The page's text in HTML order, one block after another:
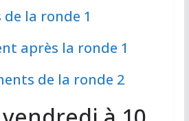
la ronde 1
après la ronde 1
de la ronde 2